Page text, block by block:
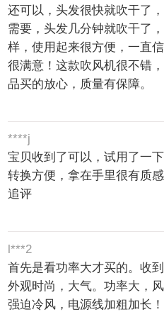
还可以，头发很快就吹干了
需要，头发几分钟就吹干了
样，使用起来很方便，一直
很满意！这款吹风机很不错
品买的放心，质量有保障。
****j
宝贝收到了可以，试用了一
转换方便，拿在手里很有质
追评
l***2
首先是看功率大才买的。收
外观时尚，大气。功率大，
强迫冷风，电源线加粗加长